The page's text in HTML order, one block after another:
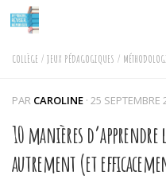
Skip to content
COLLÈGE / JEUX PÉDAGOGIQUES /
PAR CAROLINE · 25 SEPTEMBRE
10 manières
autrement (et